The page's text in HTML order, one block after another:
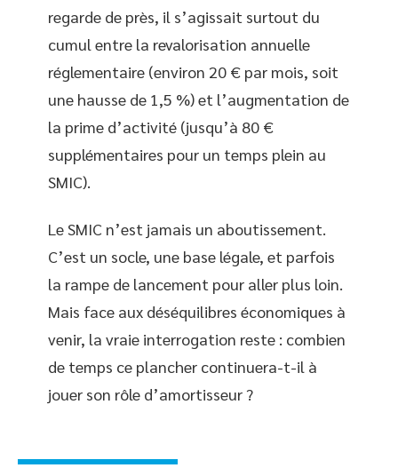
regarde de près, il s’agissait surtout du
cumul entre la revalorisation annuelle
réglementaire (environ 20 € par mois, soit
une hausse de 1,5 %) et l’augmentation de
la prime d’activité (jusqu’à 80 €
supplémentaires pour un temps plein au
SMIC).
Le SMIC n’est jamais un aboutissement.
C’est un socle, une base légale, et parfois
la rampe de lancement pour aller plus loin.
Mais face aux déséquilibres économiques à
venir, la vraie interrogation reste : combien
de temps ce plancher continuera-t-il à
jouer son rôle d’amortisseur ?